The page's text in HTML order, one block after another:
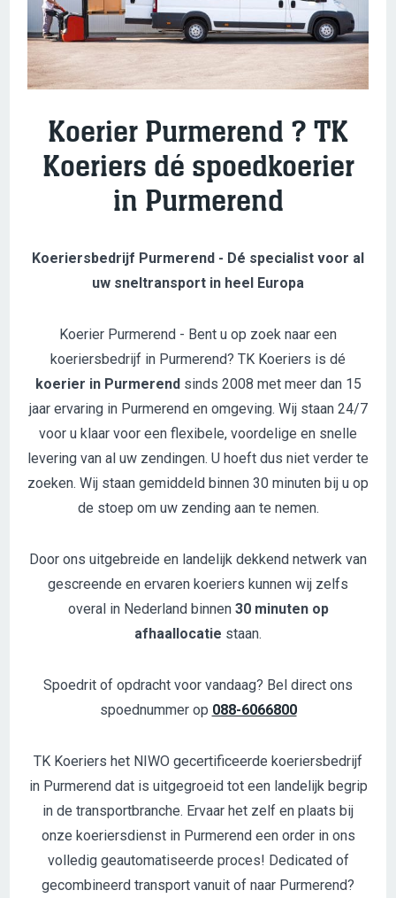
Koerier Purmerend ? TK
Koeriers dé spoedkoerier
in Purmerend
Koeriersbedrijf Purmerend - Dé specialist voor al
uw sneltransport in heel Europa
Koerier Purmerend - Bent u op zoek naar een
koeriersbedrijf in Purmerend? TK Koeriers is dé
koerier in Purmerend sinds 2008 met meer dan 15
jaar ervaring in Purmerend en omgeving. Wij staan 24/7
voor u klaar voor een flexibele, voordelige en snelle
levering van al uw zendingen. U hoeft dus niet verder te
zoeken. Wij staan gemiddeld binnen 30 minuten bij u op
de stoep om uw zending aan te nemen.
Door ons uitgebreide en landelijk dekkend netwerk van
gescreende en ervaren koeriers kunnen wij zelfs
overal in Nederland binnen 30 minuten op
afhaallocatie staan.
Spoedrit of opdracht voor vandaag? Bel direct ons
spoednummer op 088-6066800
TK Koeriers het NIWO gecertificeerde koeriersbedrijf
in Purmerend dat is uitgegroeid tot een landelijk begrip
in de transportbranche. Ervaar het zelf en plaats bij
onze koeriersdienst in Purmerend een order in ons
volledig geautomatiseerde proces! Dedicated of
gecombineerd transport vanuit of naar Purmerend?